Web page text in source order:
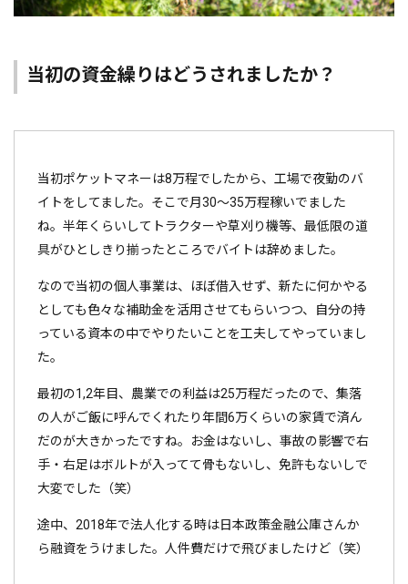
当初の資金繰りはどうされましたか？
当初ポケットマネーは8万程でしたから、工場で夜勤のバ
イトをしてました。そこで月30～35万程稼いでました
ね。半年くらいしてトラクターや草刈り機等、最低限の道
具がひとしきり揃ったところでバイトは辞めました。
なので当初の個人事業は、ほぼ借入せず、新たに何かやる
としても色々な補助金を活用させてもらいつつ、自分の持
っている資本の中でやりたいことを工夫してやっていまし
た。
最初の1,2年目、農業での利益は25万程だったので、集落
の人がご飯に呼んでくれたり年間6万くらいの家賃で済ん
だのが大きかったですね。お金はないし、事故の影響で右
手・右足はボルトが入ってて骨もないし、免許もないしで
大変でした（笑）
途中、2018年で法人化する時は日本政策金融公庫さんか
ら融資をうけました。人件費だけで飛びましたけど（笑）